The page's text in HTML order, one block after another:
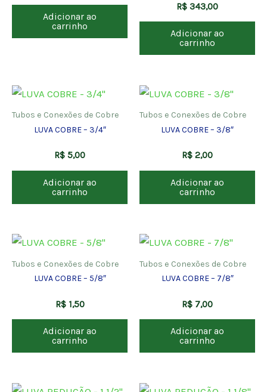
Adicionar ao
carrinho
R$ 343,00
Adicionar ao
carrinho
Tubos e Conexões de Cobre
LUVA COBRE – 3/4″
R$ 5,00
Adicionar ao
carrinho
Tubos e Conexões de Cobre
LUVA COBRE – 3/8″
R$ 2,00
Adicionar ao
carrinho
Tubos e Conexões de Cobre
LUVA COBRE – 5/8″
R$1,50
Adicionar ao
carrinho
Tubos e Conexões de Cobre
LUVA COBRE – 7/8″
R$ 7,00
Adicionar ao
carrinho